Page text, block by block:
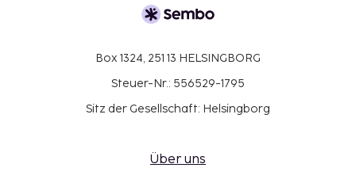
Box 1324, 251 13 HELSINGBORG
Steuer-Nr.: 556529-1795
Sitz der Gesellschaft: Helsingborg
Über uns